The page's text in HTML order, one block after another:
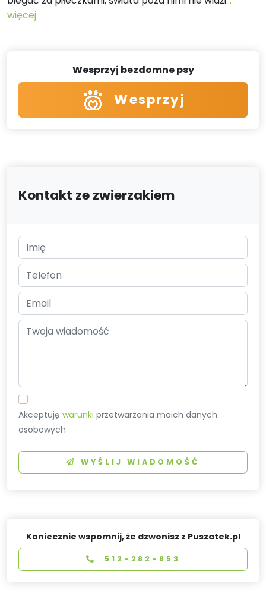
więcej
Wesprzyj bezdomne psy
Wesprzyj
Kontakt ze zwierzakiem
Akceptujęwarunki przetwarzania moich danych
osobowych
WYŚLIJ WIADOMOŚĆ
Koniecznie wspomnij, że dzwonisz z Puszatek.pl
512-282-853